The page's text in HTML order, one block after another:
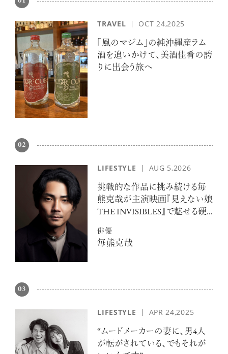
TRAVEL OCT 24,2025
「風のマジム」の純沖縄産ラム
酒を追いかけて、美酒佳肴の誇
りに出会う旅へ
02
LIFESTYLE AUG 5,2026
挑戦的な作品に挑み続ける毎
熊克哉が主演映画『見えない娘
THE INVISIBLES』で魅せる硬
俳優
毎熊克哉
03
LIFESTYLE APR 24,2025
“ムードメーカーの妻に、男4人
が転がされている、でもそれが